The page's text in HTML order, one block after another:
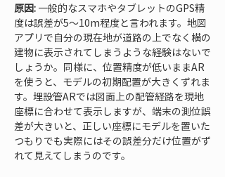
原因: 一般的なスマホやタブレットのGPS精
度は誤差が5～10m程度と言われます。地図
アプリで自分の現在地が道路の上でなく横の
建物に表示されてしまうような経験はないで
しょうか。同様に、位置精度が低いままAR
を使うと、モデルの初期配置が大きくずれま
す。埋設管ARでは図面上の配管経路を現地
座標に合わせて表示しますが、端末の測位誤
差が大きいと、正しい座標にモデルを置いた
つもりでも実際にはその誤差分だけ位置がず
れて見えてしまうのです。